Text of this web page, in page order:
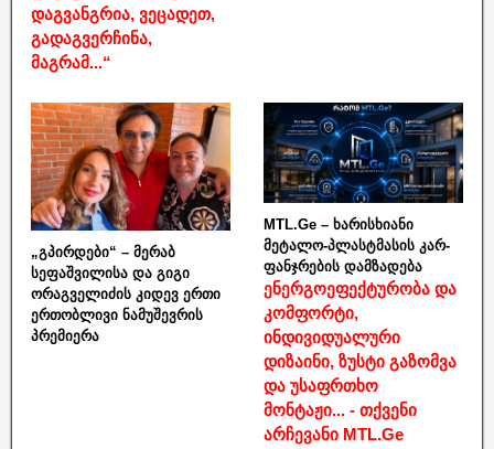
დაგვანგრია, ვეცადეთ,
გადაგვერჩინა,
მაგრამ...“
„გპირდები“ – მერაბ
სეფაშვილისა და გიგი
ორაგველიძის კიდევ ერთი
ერთობლივი ნამუშევრის
პრემიერა
MTL.Ge – ხარისხიანი
მეტალო-პლასტმასის კარ-
ფანჯრების დამზადება
ენერგოეფექტურობა და
კომფორტი,
ინდივიდუალური
დიზაინი, ზუსტი გაზომვა
და უსაფრთხო
მონტაჟი... - თქვენი
არჩევანი MTL.Ge